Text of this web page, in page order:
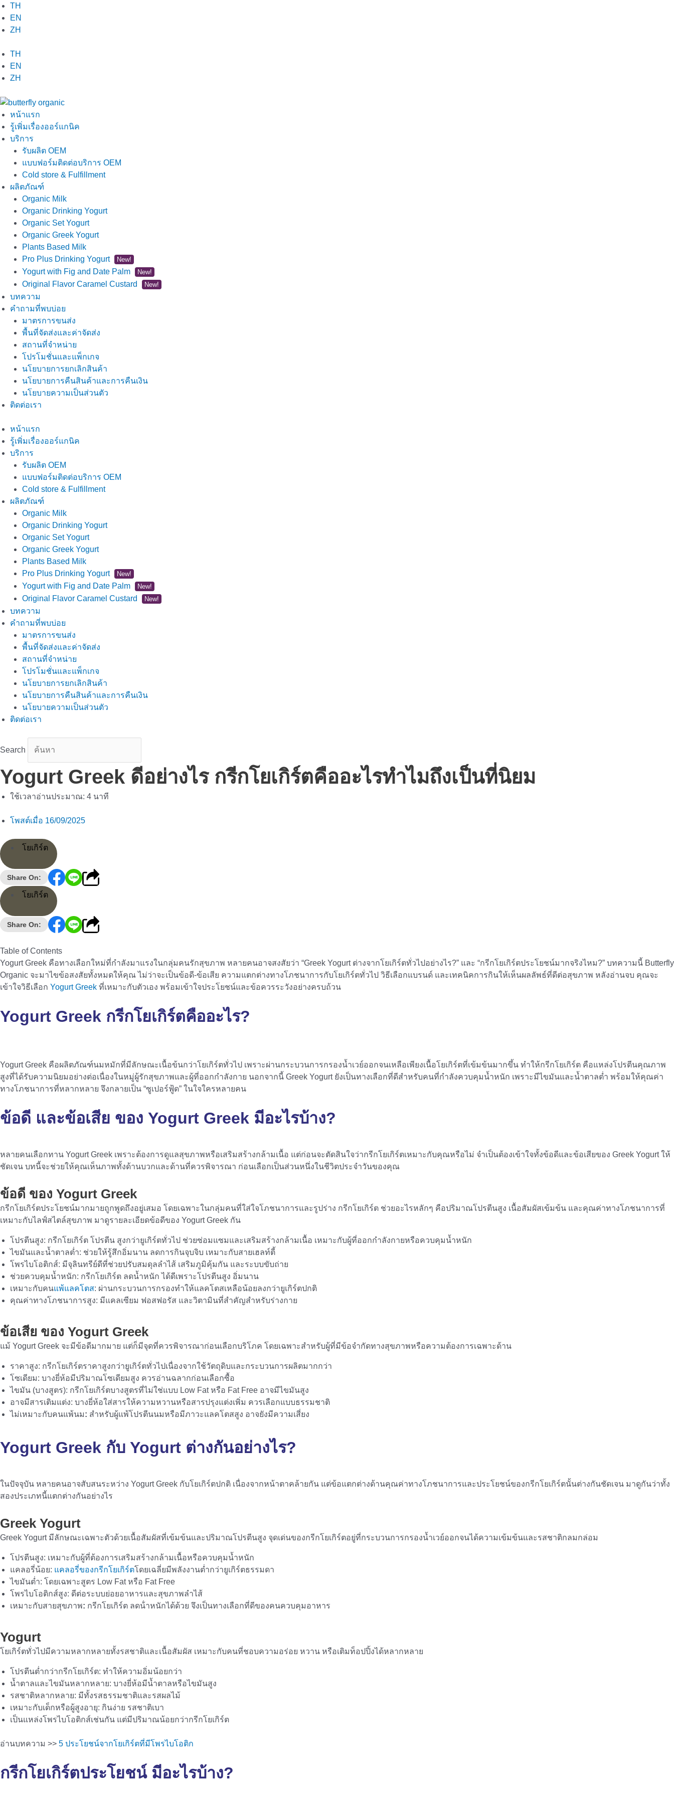
Skip
to
content
TH
EN
ZH
TH
EN
ZH
หน้าแรก
รู้เพิ่มเรื่องออร์แกนิค
บริการ
รับผลิต OEM
แบบฟอร์มติดต่อบริการ OEM
Cold store & Fulfillment
ผลิตภัณฑ์
Organic Milk
Organic Drinking Yogurt
Organic Set Yogurt
Organic Greek Yogurt
Plants Based Milk
Pro Plus Drinking Yogurt
New!
Yogurt with Fig and Date Palm New!
Original Flavor Caramel Custard New!
บทความ
คำถามที่พบบ่อย
มาตรการขนส่ง
พื้นที่จัดส่งและค่าจัดส่ง
สถานที่จำหน่าย
โปรโมชั่นและแพ็กเกจ
นโยบายการยกเลิกสินค้า
นโยบายการคืนสินค้าและการคืนเงิน
นโยบายความเป็นส่วนตัว
ติดต่อเรา
หน้าแรก
รู้เพิ่มเรื่องออร์แกนิค
บริการ
รับผลิต OEM
แบบฟอร์มติดต่อบริการ OEM
Cold store & Fulfillment
ผลิตภัณฑ์
Organic Milk
Organic Drinking Yogurt
Organic Set Yogurt
Organic Greek Yogurt
Plants Based Milk
Pro Plus Drinking Yogurt
New!
Yogurt with Fig and Date Palm New!
Original Flavor Caramel Custard New!
บทความ
คำถามที่พบบ่อย
มาตรการขนส่ง
พื้นที่จัดส่งและค่าจัดส่ง
สถานที่จำหน่าย
โปรโมชั่นและแพ็กเกจ
นโยบายการยกเลิกสินค้า
นโยบายการคืนสินค้าและการคืนเงิน
นโยบายความเป็นส่วนตัว
ติดต่อเรา
Search
Yogurt Greek ดีอย่างไร กรีกโยเกิร์ตคืออะไรทำไมถึงเป็นที่นิยม
ใช้เวลาอ่านประมาณ: 4 นาที
โพสต์เมื่อ 16/09/2025
โยเกิร์ต
Share On:
โยเกิร์ต
Share On:
Table of Contents
Yogurt Greek คือทางเลือกใหม่ที่กำลังมาแรงในกลุ่มคนรักสุขภาพ หลายคนอาจสงสัยว่า “Greek Yogurt ต่างจากโยเกิร์ตทั่วไปอย่างไร?” และ “กรีกโยเกิร์ตประโยชน์มากจริงไหม?” บทความนี้ Butterfly
Organic จะมาไขข้อสงสัยทั้งหมดให้คุณ ไม่ว่าจะเป็นข้อดี-ข้อเสีย ความแตกต่างทางโภชนาการกับโยเกิร์ตทั่วไป วิธีเลือกแบรนด์ และเทคนิคการกินให้เห็นผลลัพธ์ที่ดีต่อสุขภาพ หลังอ่านจบ คุณจะ
เข้าใจวิธีเลือก Yogurt Greek ที่เหมาะกับตัวเอง พร้อมเข้าใจประโยชน์และข้อควรระวังอย่างครบถ้วน
Yogurt Greek กรีกโยเกิร์ตคืออะไร?
Yogurt Greek คือผลิตภัณฑ์นมหมักที่มีลักษณะเนื้อข้นกว่าโยเกิร์ตทั่วไป เพราะผ่านกระบวนการกรองน้ำเวย์ออกจนเหลือเพียงเนื้อโยเกิร์ตที่เข้มข้นมากขึ้น ทำให้กรีกโยเกิร์ต คือแหล่งโปรตีนคุณภาพ
สูงที่ได้รับความนิยมอย่างต่อเนื่องในหมู่ผู้รักสุขภาพและผู้ที่ออกกำลังกาย นอกจากนี้ Greek Yogurt ยังเป็นทางเลือกที่ดีสำหรับคนที่กำลังควบคุมน้ำหนัก เพราะมีไขมันและน้ำตาลต่ำ พร้อมให้คุณค่า
ทางโภชนาการที่หลากหลาย จึงกลายเป็น “ซูเปอร์ฟู้ด” ในใจใครหลายคน
ข้อดี และข้อเสีย ของ Yogurt Greek มีอะไรบ้าง?
หลายคนเลือกทาน Yogurt Greek เพราะต้องการดูแลสุขภาพหรือเสริมสร้างกล้ามเนื้อ แต่ก่อนจะตัดสินใจว่ากรีกโยเกิร์ตเหมาะกับคุณหรือไม่ จำเป็นต้องเข้าใจทั้งข้อดีและข้อเสียของ Greek Yogurt ให้
ชัดเจน บทนี้จะช่วยให้คุณเห็นภาพทั้งด้านบวกและด้านที่ควรพิจารณา ก่อนเลือกเป็นส่วนหนึ่งในชีวิตประจำวันของคุณ
ข้อดี ของ Yogurt Greek
กรีกโยเกิร์ตประโยชน์มากมายถูกพูดถึงอยู่เสมอ โดยเฉพาะในกลุ่มคนที่ใส่ใจโภชนาการและรูปร่าง กรีกโยเกิร์ต ช่วยอะไรหลักๆ คือปริมาณโปรตีนสูง เนื้อสัมผัสเข้มข้น และคุณค่าทางโภชนาการที่
เหมาะกับไลฟ์สไตล์สุขภาพ มาดูรายละเอียดข้อดีของ Yogurt Greek กัน
โปรตีนสูง: กรีกโยเกิร์ต โปรตีน สูงกว่ายูเกิร์ตทั่วไป ช่วยซ่อมแซมและเสริมสร้างกล้ามเนื้อ เหมาะกับผู้ที่ออกกำลังกายหรือควบคุมน้ำหนัก
ไขมันและน้ำตาลต่ำ: ช่วยให้รู้สึกอิ่มนาน ลดการกินจุบจิบ เหมาะกับสายเฮลท์ตี้
โพรไบโอติกส์: มีจุลินทรีย์ดีที่ช่วยปรับสมดุลลำไส้ เสริมภูมิคุ้มกัน และระบบขับถ่าย
ช่วยควบคุมน้ำหนัก: กรีกโยเกิร์ต ลดน้ำหนัก ได้ดีเพราะโปรตีนสูง อิ่มนาน
เหมาะกับคนแพ้แลคโตส: ผ่านกระบวนการกรองทำให้แลคโตสเหลือน้อยลงกว่ายูเกิร์ตปกติ
คุณค่าทางโภชนาการสูง: มีแคลเซียม ฟอสฟอรัส และวิตามินที่สำคัญสำหรับร่างกาย
ข้อเสีย ของ Yogurt Greek
แม้ Yogurt Greek จะมีข้อดีมากมาย แต่ก็มีจุดที่ควรพิจารณาก่อนเลือกบริโภค โดยเฉพาะสำหรับผู้ที่มีข้อจำกัดทางสุขภาพหรือความต้องการเฉพาะด้าน
ราคาสูง: กรีกโยเกิร์ตราคาสูงกว่ายูเกิร์ตทั่วไปเนื่องจากใช้วัตถุดิบและกระบวนการผลิตมากกว่า
โซเดียม: บางยี่ห้อมีปริมาณโซเดียมสูง ควรอ่านฉลากก่อนเลือกซื้อ
ไขมัน (บางสูตร): กรีกโยเกิร์ตบางสูตรที่ไม่ใช่แบบ Low Fat หรือ Fat Free อาจมีไขมันสูง
อาจมีสารเติมแต่ง: บางยี่ห้อใส่สารให้ความหวานหรือสารปรุงแต่งเพิ่ม ควรเลือกแบบธรรมชาติ
ไม่เหมาะกับคนแพ้นม: สำหรับผู้แพ้โปรตีนนมหรือมีภาวะแลคโตสสูง อาจยังมีความเสี่ยง
Yogurt Greek กับ Yogurt ต่างกันอย่างไร?
ในปัจจุบัน หลายคนอาจสับสนระหว่าง Yogurt Greek กับโยเกิร์ตปกติ เนื่องจากหน้าตาคล้ายกัน แต่ข้อแตกต่างด้านคุณค่าทางโภชนาการและประโยชน์ของกรีกโยเกิร์ตนั้นต่างกันชัดเจน มาดูกันว่าทั้ง
สองประเภทนี้แตกต่างกันอย่างไร
Greek Yogurt
Greek Yogurt มีลักษณะเฉพาะตัวด้วยเนื้อสัมผัสที่เข้มข้นและปริมาณโปรตีนสูง จุดเด่นของกรีกโยเกิร์ตอยู่ที่กระบวนการกรองน้ำเวย์ออกจนได้ความเข้มข้นและรสชาติกลมกล่อม
โปรตีนสูง: เหมาะกับผู้ที่ต้องการเสริมสร้างกล้ามเนื้อหรือควบคุมน้ำหนัก
แคลอรี่น้อย: แคลอรี่ของกรีกโยเกิร์ตโดยเฉลี่ยมีพลังงานต่ำกว่ายูเกิร์ตธรรมดา
ไขมันต่ำ: โดยเฉพาะสูตร Low Fat หรือ Fat Free
โพรไบโอติกส์สูง: ดีต่อระบบย่อยอาหารและสุขภาพลำไส้
เหมาะกับสายสุขภาพ: กรีกโยเกิร์ต ลดน้ําหนักได้ด้วย จึงเป็นทางเลือกที่ดีของคนควบคุมอาหาร
Yogurt
โยเกิร์ตทั่วไปมีความหลากหลายทั้งรสชาติและเนื้อสัมผัส เหมาะกับคนที่ชอบความอร่อย หวาน หรือเติมท็อปปิ้งได้หลากหลาย
โปรตีนต่ำกว่ากรีกโยเกิร์ต: ทำให้ความอิ่มน้อยกว่า
น้ำตาลและไขมันหลากหลาย: บางยี่ห้อมีน้ำตาลหรือไขมันสูง
รสชาติหลากหลาย: มีทั้งรสธรรมชาติและรสผลไม้
เหมาะกับเด็กหรือผู้สูงอายุ: กินง่าย รสชาติเบา
เป็นแหล่งโพรไบโอติกส์เช่นกัน แต่มีปริมาณน้อยกว่ากรีกโยเกิร์ต
อ่านบทความ >> 5 ประโยชน์จากโยเกิร์ตที่มีโพรไบโอติก
กรีกโยเกิร์ตประโยชน์ มีอะไรบ้าง?